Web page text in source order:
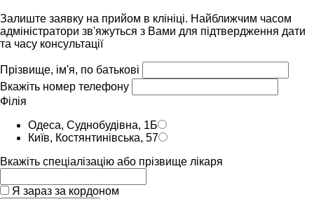
Залиште заявку на прийом в клініці. Найближчим часом
адмiнiстратори зв'яжуться з Вами для пiдтвердження дати
та часу консультацiï
Прізвище, ім'я, по батькові
Вкажіть номер телефону
Філія
Одеса, Суднобудівна, 1Б
Київ, Костянтинівська, 57
Вкажіть спеціалізацію або прізвище лікаря
Я зараз за кордоном